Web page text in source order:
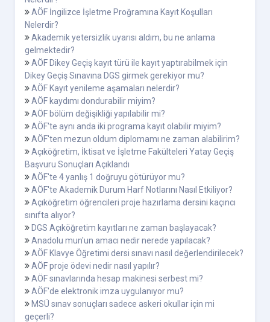
AÖF İngilizce İşletme Proğramına Kayıt Koşulları
Nelerdir?
Akademik yetersizlik uyarısı aldım, bu ne anlama
gelmektedir?
AÖF Dikey Geçiş kayıt türü ile kayıt yaptırabilmek için
Dikey Geçiş Sınavına DGS girmek gerekiyor mu?
AÖF Kayıt yenileme aşamaları nelerdir?
AÖF kaydımı dondurabilir miyim?
AÖF bölüm değişikliği yapılabilir mi?
AÖF'te aynı anda iki programa kayıt olabilir miyim?
AÖF'ten mezun oldum diplomamı ne zaman alabilirim?
Açıköğretim, İktisat ve İşletme Fakülteleri Yatay Geçiş
Başvuru Sonuçları Açıklandı
AÖF'te 4 yanlış 1 doğruyu götürüyor mu?
AÖF'te Akademik Durum Harf Notlarını Nasıl Etkiliyor?
Açıköğretim öğrencileri proje hazırlama dersini kaçıncı
sınıfta alıyor?
DGS Açıköğretim kayıtları ne zaman başlayacak?
Anadolu mun'un amacı nedir nerede yapılacak?
AÖF Klavye Öğretimi dersi sınavı nasıl değerlendirilecek?
AÖF proje ödevi nedir nasıl yapılır?
AÖF sınavlarında hesap makinesi serbest mi?
AÖF'de elektronik imza uygulanıyor mu?
MSÜ sınav sonuçları sadece askeri okullar için mi
geçerli?